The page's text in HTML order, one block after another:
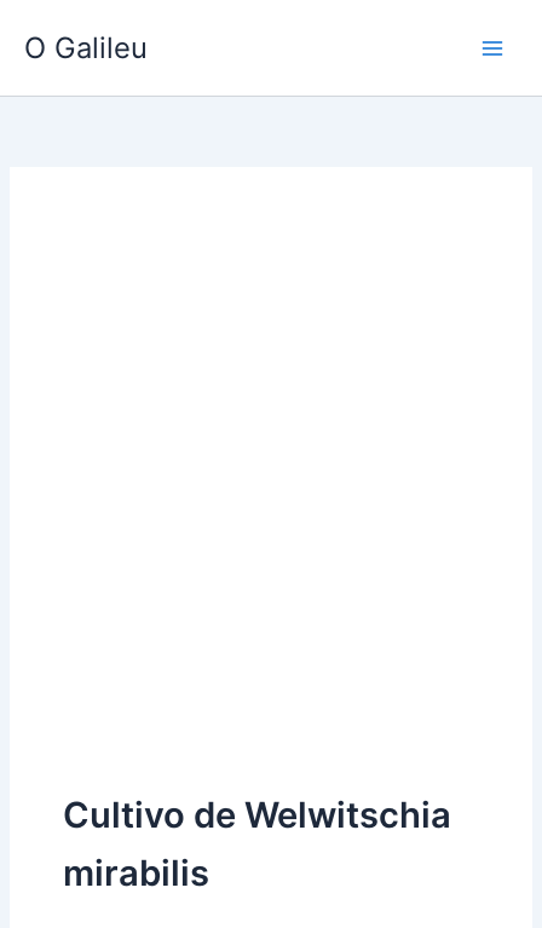
para
conteúdo
O Galileu
Cultivo de Welwitschia
mirabilis